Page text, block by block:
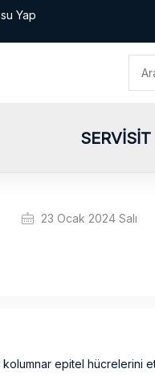
Yap
SERVİSİT
23 Ocak 2024 Salı
epitel hücrelerini